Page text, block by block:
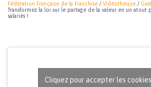
Fédération Française de la Franchise / Vidéothèque /
Transformez la loi sur le partage de la valeur en un atout
salariés !
Cliquez pour accepter les